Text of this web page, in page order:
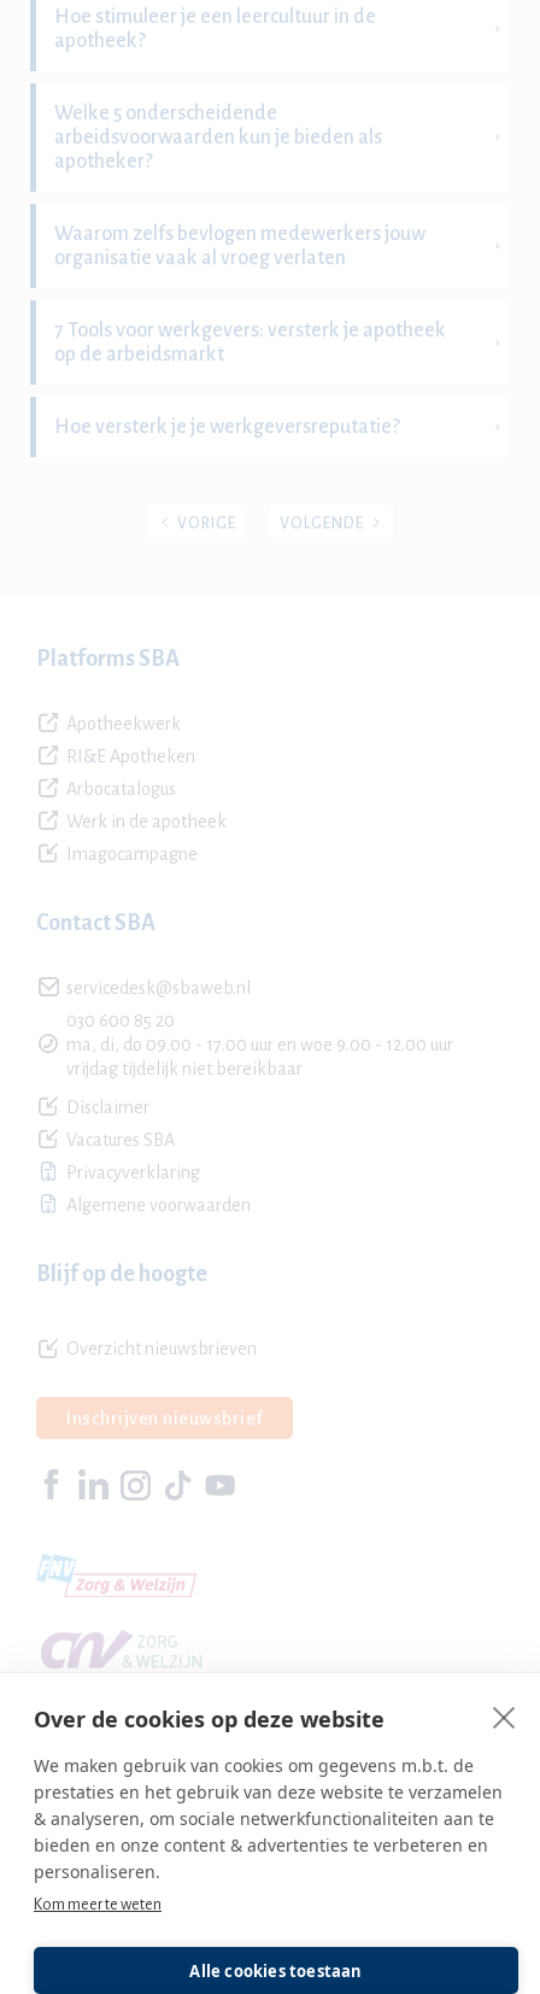
Over de cookies op deze website
We maken gebruik van cookies om gegevens m.b.t. de
prestaties en het gebruik van deze website te verzamelen
& analyseren, om sociale netwerkfunctionaliteiten aan te
bieden en onze content & advertenties te verbeteren en
personaliseren.
Kom meer te weten
Alle cookies toestaan
Hoe stimuleer je een leercultuur in de
apotheek?
Welke 5 onderscheidende
arbeidsvoorwaarden kun je bieden als
apotheker?
Waarom zelfs bevlogen medewerkers jouw
organisatie vaak al vroeg verlaten
7 Tools voor werkgevers: versterk je apotheek
op de arbeidsmarkt
Hoe versterk je je werkgeversreputatie?
VORIGE VOLGENDE
Platforms SBA
Apotheekwerk
RI&E Apotheken
Arbocatalogus
Werk in de apotheek
Imagocampagne
Contact SBA
servicedesk@sbaweb.nl
030 600 85 20
ma, di, do 09.00 - 17.00 uur en woe 9.00 - 12.00 uur
vrijdag tijdelijk niet bereikbaar
Disclaimer
Vacatures SBA
Privacyverklaring
Algemene voorwaarden
Blijf op de hoogte
Overzicht nieuwsbrieven
Inschrijven nieuwsbrief
Copyright © SBA Web 2026
Inlog editor